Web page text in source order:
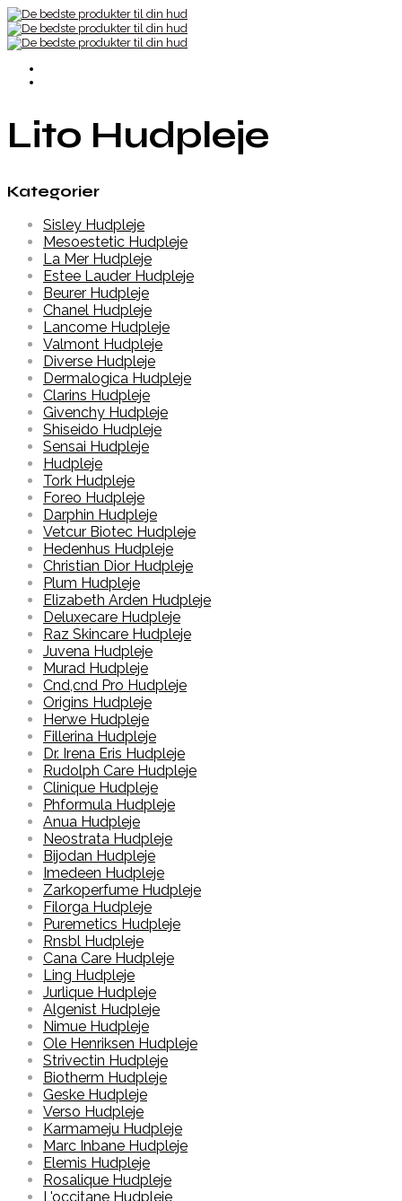
Lito Hudpleje
Kategorier
Sisley Hudpleje
Mesoestetic Hudpleje
La Mer Hudpleje
Estee Lauder Hudpleje
Beurer Hudpleje
Chanel Hudpleje
Lancome Hudpleje
Valmont Hudpleje
Diverse Hudpleje
Dermalogica Hudpleje
Clarins Hudpleje
Givenchy Hudpleje
Shiseido Hudpleje
Sensai Hudpleje
Hudpleje
Tork Hudpleje
Foreo Hudpleje
Darphin Hudpleje
Vetcur Biotec Hudpleje
Hedenhus Hudpleje
Christian Dior Hudpleje
Plum Hudpleje
Elizabeth Arden Hudpleje
Deluxecare Hudpleje
Raz Skincare Hudpleje
Juvena Hudpleje
Murad Hudpleje
Cnd,cnd Pro Hudpleje
Origins Hudpleje
Herwe Hudpleje
Fillerina Hudpleje
Dr. Irena Eris Hudpleje
Rudolph Care Hudpleje
Clinique Hudpleje
Phformula Hudpleje
Anua Hudpleje
Neostrata Hudpleje
Bijodan Hudpleje
Imedeen Hudpleje
Zarkoperfume Hudpleje
Filorga Hudpleje
Puremetics Hudpleje
Rnsbl Hudpleje
Cana Care Hudpleje
Ling Hudpleje
Jurlique Hudpleje
Algenist Hudpleje
Nimue Hudpleje
Ole Henriksen Hudpleje
Strivectin Hudpleje
Biotherm Hudpleje
Geske Hudpleje
Verso Hudpleje
Karmameju Hudpleje
Marc Inbane Hudpleje
Elemis Hudpleje
Rosalique Hudpleje
L'occitane Hudpleje